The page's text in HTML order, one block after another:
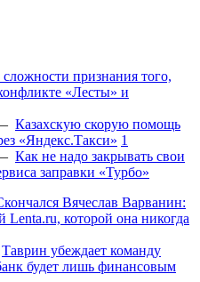
признания того,
«Лесты» и
Казахскую скорую помощь
«Яндекс.Такси» 1
Как не надо закрывать свои
заправки «Турбо»
Вячеслав Варванин:
Lenta.ru, которой она никогда
Таврин убеждает команду
будет лишь финансовым